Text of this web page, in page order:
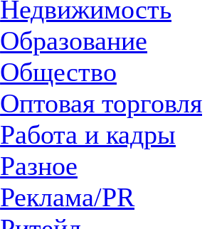
Недвижимость
Образование
Общество
Оптовая торговля
Работа и кадры
Разное
Реклама/PR